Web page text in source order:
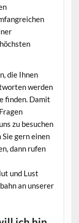
die Ihnen
werden
finden. Damit
zu besuchen
gern einen
dann rufen
und Lust
an unserer